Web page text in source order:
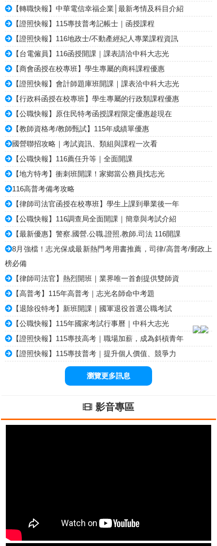
【轉職快報】中華電信幸福企業│最新考情及科目介紹
【證照快報】115專技普考記帳士｜函授課程
【證照快報】116地政士/不動產經紀人專業課程資訊
【台電僱員】116函授開課｜課表請洽中科大志光
【商會函授在校專班】學生專屬的商科課程優惠
【證照快報】會計師題庫班開課｜課表洽中科大志光
【行政科函授在校專班】學生專屬的行政類課程優惠
【公職快報】原住民特考函授課程限定優惠趁現在
【教師資格考/教師甄試】115年成績單優惠
國營聯招攻略｜考試資訊、類組與課程一次看
【公職快報】116薦任升等｜全面開課
【地方特考】衝刺班開課！家鄉當公務員找志光
116高普考備考攻略
【律師司法官函授在校專班】學生上課到畢業後一年
【公職快報】116調查局全面開課｜簡章與考試介紹
【最新優惠】警察.國營.公職.證照.教師.司法 116開課
8月強檔！志光保成最新熱門考用書推薦，司律/高普考/郵政上
榜必備
【律師司法官】熱烈開班｜業界唯一首創提供雙師資
【高普考】115年高普考｜志光名師命中考題
【退除役特考】新班開課｜國軍退役首選公職考試
【公職快報】115年國家考試行事曆｜中科大志光
【證照快報】115專技高考｜職場加薪，成為斜槓青年
【證照快報】115專技普考｜提升個人價值、競爭力
瀏覽更多訊息
影音專區